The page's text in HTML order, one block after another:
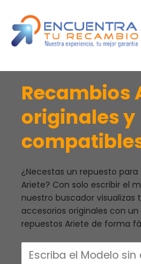
Recambios
originales y
¿Necestas un repuesto
Ariete? Con solo escribir el
nuestro buscador visualizas
accesorios originales con un
repuestos Ariete de forma